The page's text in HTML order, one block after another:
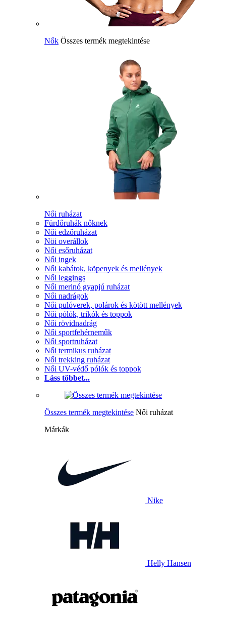
Nők Összes termék megtekintése
Női ruházat
Fürdőruhák nőknek
Női edzőruházat
Nöi overállok
Női esőruházat
Női ingek
Női kabátok, köpenyek és mellények
Női leggings
Női merinó gyapjú ruházat
Női nadrágok
Női pulóverek, polárok és kötött mellények
Női pólók, trikók és toppok
Női rövidnadrág
Női sportfehérneműk
Női sportruházat
Női termikus ruházat
Női trekking ruházat
Női UV-védő pólók és toppok
Láss többet...
Összes termék megtekintése Női ruházat
Márkák
Nike
Helly Hansen